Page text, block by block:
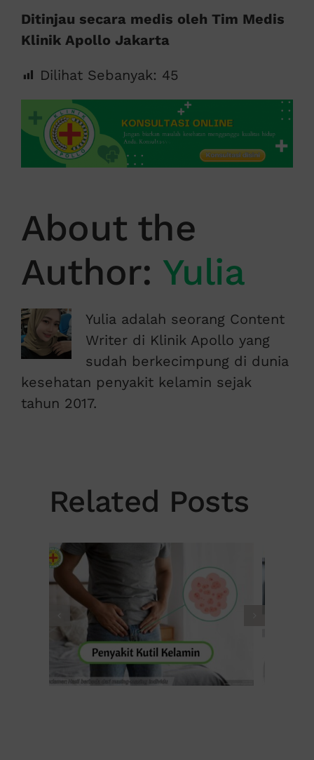
Ditinjau secara medis oleh Tim Medis
Klinik Apollo Jakarta
Dilihat Sebanyak: 45
About the
Author: Yulia
Yulia adalah seorang Content
Writer di Klinik Apollo yang
sudah berkecimpung di dunia
kesehatan penyakit kelamin sejak
tahun 2017.
Related Posts